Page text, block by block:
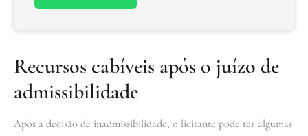
Recursos cabíveis após o juízo de
admissibilidade
Após a decisão de inadmissibilidade, o licitante pode ter algumas